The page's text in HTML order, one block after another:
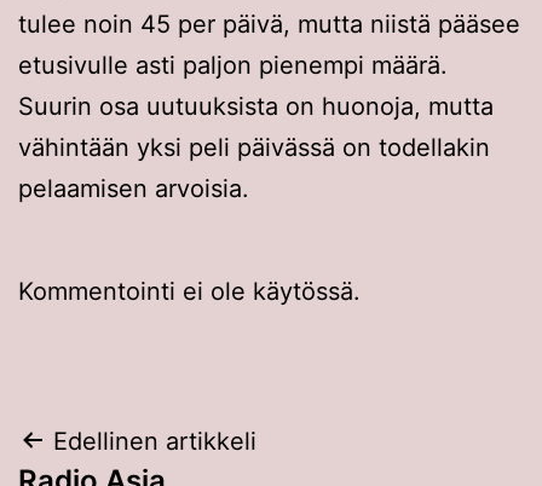
tulee noin 45 per päivä, mutta niistä pääsee
etusivulle asti paljon pienempi määrä.
Suurin osa uutuuksista on huonoja, mutta
vähintään yksi peli päivässä on todellakin
pelaamisen arvoisia.
Kommentointi ei ole käytössä.
Artikkelien
Edellinen artikkeli